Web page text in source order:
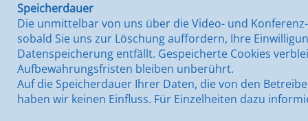
Speicherdauer
Die unmittelbar von uns über die Video- und
sobald Sie uns zur Löschung auffordern, Ihre
Datenspeicherung entfällt. Gespeicherte Cookies
Aufbewahrungsfristen bleiben unberührt.
Auf die Speicherdauer Ihrer Daten, die von den
haben wir keinen Einfluss. Für Einzelheiten dazu